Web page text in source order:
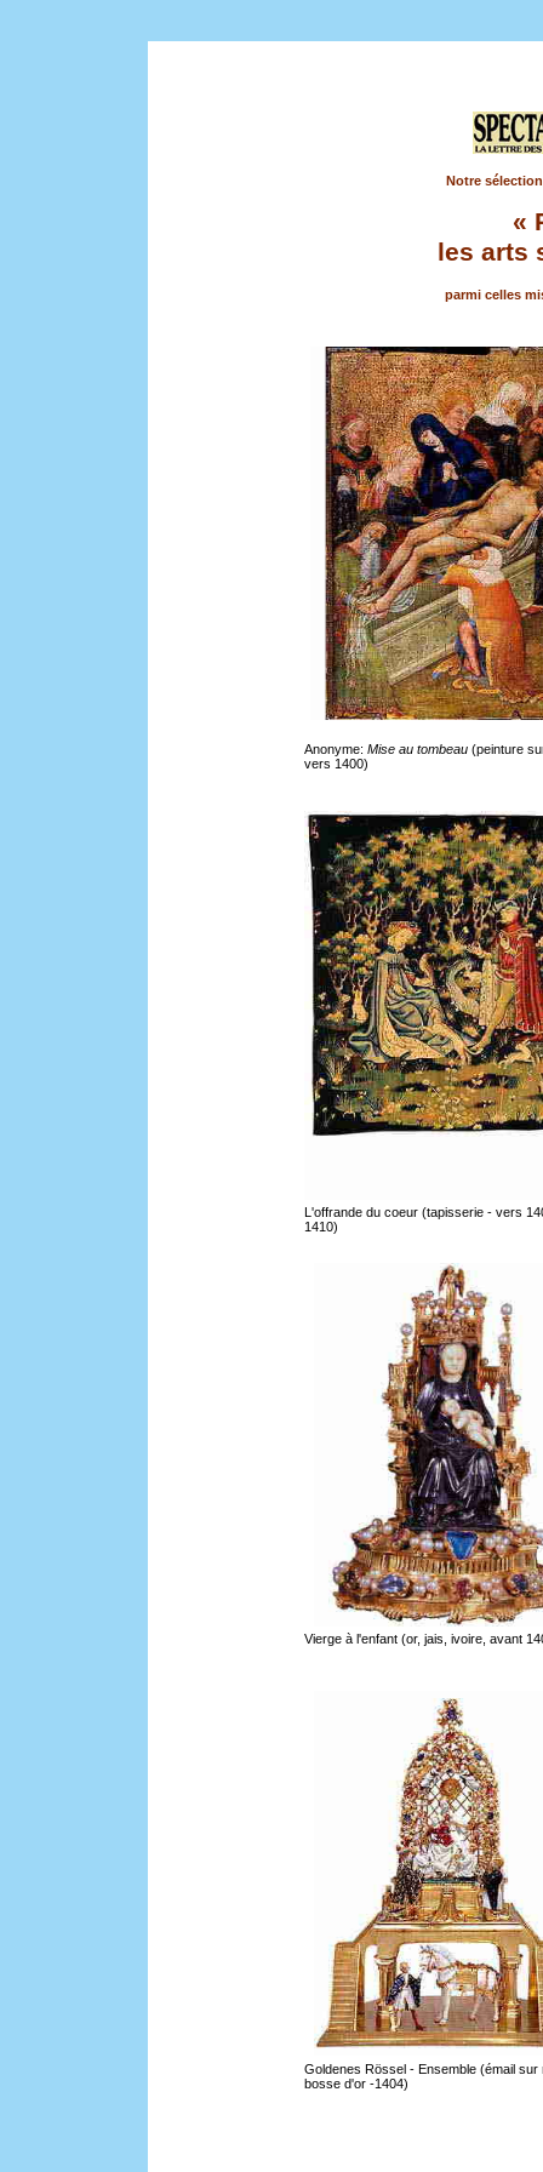
Notre
«
les arts
parmi celles
Anonyme: Mise au tombeau (peinture
vers 1400)
L'offrande du coeur (tapisserie - vers
1410)
Vierge à l'enfant (or, jais, ivoire, avant
Goldenes Rössel - Ensemble (émail sur
bosse d'or -1404)